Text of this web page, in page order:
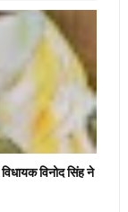
विनोद सिंह ने